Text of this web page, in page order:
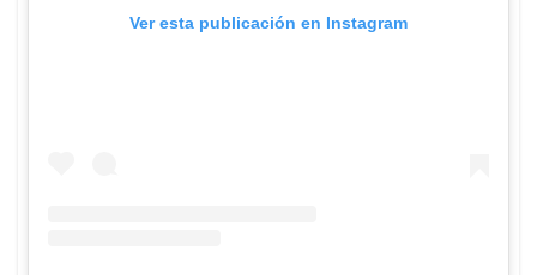
Ver esta publicación en Instagram